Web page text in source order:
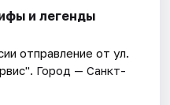
и легенды
отправление от ул.
. Город — Санкт-